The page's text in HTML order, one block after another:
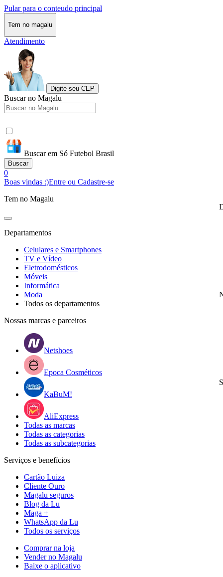
Pular para o conteudo principal
Tem no magalu
Atendimento
Digite seu CEP
Buscar no Magalu
Buscar em Só Futebol Brasil
Buscar
0
Boas vindas :)Entre ou Cadastre-se
Tem no Magalu
Departamentos
Celulares e Smartphones
TV e Vídeo
Eletrodomésticos
Móveis
Informática
Moda
Todos os departamentos
Nossas marcas e parceiros
Netshoes
Epoca Cosméticos
KaBuM!
AliExpress
Todas as marcas
Todas as categorias
Todas as subcategorias
Serviços e benefícios
Cartão Luiza
Cliente Ouro
Magalu seguros
Blog da Lu
Maga +
WhatsApp da Lu
Todos os serviços
Comprar na loja
Vender no Magalu
Baixe o aplicativo